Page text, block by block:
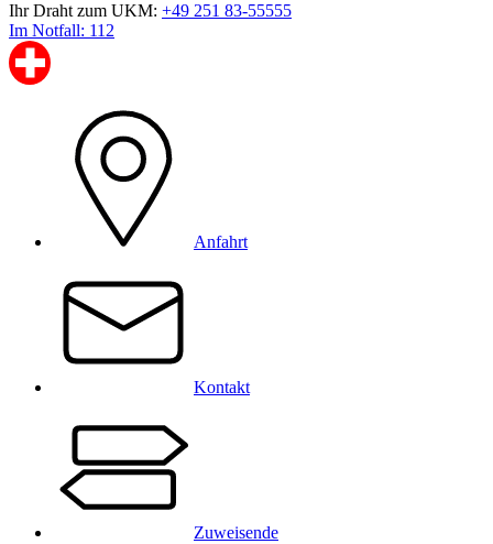
Ihr Draht zum UKM: +49 251 83-55555
Im Notfall: 112
Anfahrt
Kontakt
Zuweisende